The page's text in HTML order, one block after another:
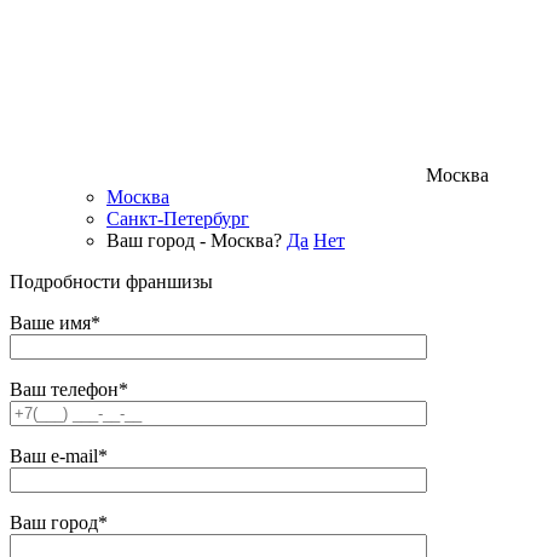
Москва
Москва
Санкт-Петербург
Ваш город - Москва? Да Нет
Подробности франшизы
Ваше имя*
Ваш телефон*
Ваш e-mail*
Ваш город*